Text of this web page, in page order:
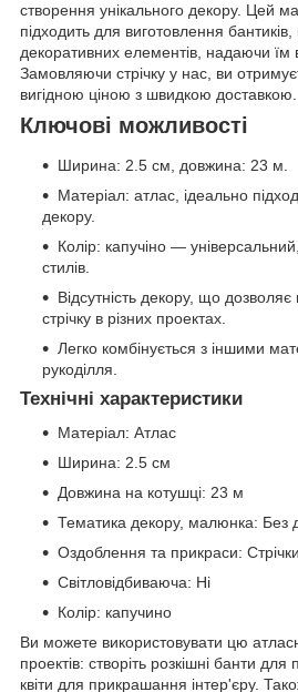
створення унікального декору. Цей
підходить для виготовлення бантиків,
декоративних елементів, надаючи їм
Замовляючи стрічку у нас, ви
вигідною ціною з швидкою доставкою.
Ключові можливості
Ширина: 2.5 см, довжина: 23 м.
Матеріал: атлас, ідеально
декору.
Колір: капучіно —
стилів.
Відсутність декору, що дозволяє
стрічку в різних проектах.
Легко комбінується з іншими
рукоділля.
Технічні характеристики
Матеріал: Атлас
Ширина: 2.5 см
Довжина на котушці: 23 м
Тематика декору, малюнка: Без
Оздоблення та прикраси: Стрічки
Світловідбиваюча: Ні
Колір: капучино
Ви можете використовувати цю
проектів: створіть розкішні банти
квіти для прикрашання інтер'єру.